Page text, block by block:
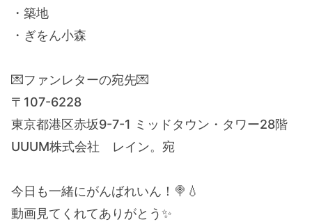
・築地
・ぎをん小森
💌ファンレターの宛先💌
〒107-6228
東京都港区赤坂9-7-1 ミッドタウン・タワー28階
UUUM株式会社 レイン。宛
今日も一緒にがんばれいん！🍭💧
動画見てくれてありがとう✨